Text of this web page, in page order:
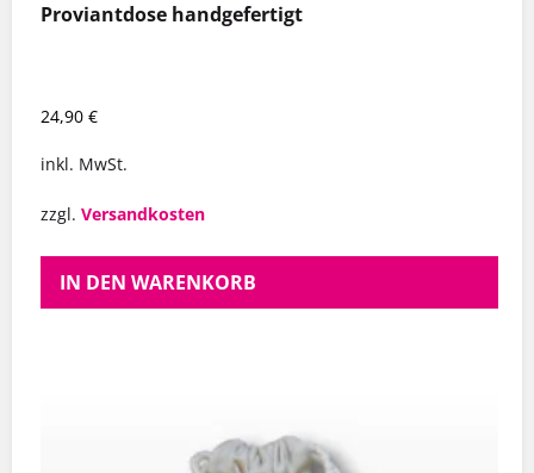
Proviantdose handgefertigt
24,90 €
inkl. MwSt.
zzgl. Versandkosten
IN DEN WARENKORB